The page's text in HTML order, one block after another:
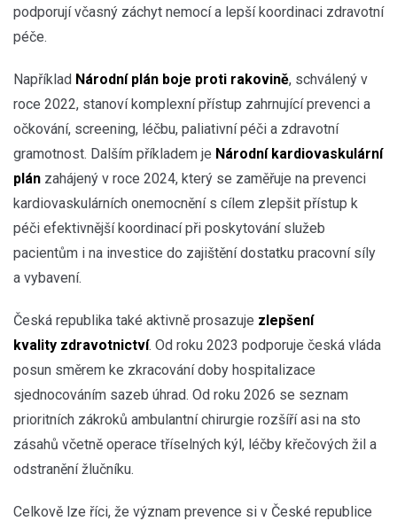
podporují včasný záchyt nemocí a lepší koordinaci zdravotní
péče.
Například Národní plán boje proti rakovině, schválený v
roce 2022, stanoví komplexní přístup zahrnující prevenci a
očkování, screening, léčbu, paliativní péči a zdravotní
gramotnost. Dalším příkladem je Národní kardiovaskulární
plán zahájený v roce 2024, který se zaměřuje na prevenci
kardiovaskulárních onemocnění s cílem zlepšit přístup k
péči efektivnější koordinací při poskytování služeb
pacientům i na investice do zajištění dostatku pracovní síly
a vybavení.
Česká republika také aktivně prosazuje zlepšení
kvality zdravotnictví. Od roku 2023 podporuje česká vláda
posun směrem ke zkracování doby hospitalizace
sjednocováním sazeb úhrad. Od roku 2026 se seznam
prioritních zákroků ambulantní chirurgie rozšíří asi na sto
zásahů včetně operace tříselných kýl, léčby křečových žil a
odstranění žlučníku.
Celkově lze říci, že význam prevence si v České republice